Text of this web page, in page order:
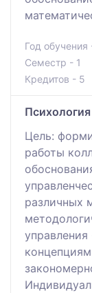
Год обучения
Семестр - 1
Кредитов - 5
Цель:
работы
различных